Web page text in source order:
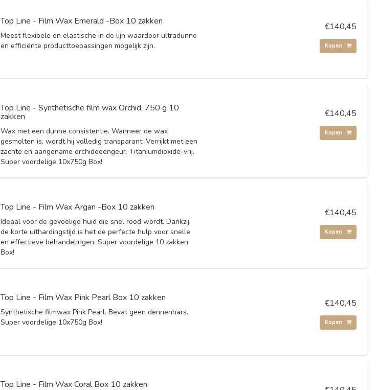
Top Line - Film Wax Emerald -Box 10 zakken
Meest flexibele en elastische in de lijn waardoor ultradunne
en efficiënte producttoepassingen mogelijk zijn.
€140,45
Kopen
Top Line - Synthetische film wax Orchid, 750 g 10
zakken
Wax met een dunne consistentie. Wanneer de wax
gesmolten is, wordt hij volledig transparant. Verrijkt met een
zachte en aangename orchideeëngeur. Titaniumdioxide-vrij.
Super voordelige 10x750g Box!
€140,45
Kopen
Top Line - Film Wax Argan -Box 10 zakken
Ideaal voor de gevoelige huid die snel rood wordt. Dankzij
de korte uithardingstijd is het de perfecte hulp voor snelle
en effectieve behandelingen. Super voordelige 10 zakken
Box!
€140,45
Kopen
Top Line - Film Wax Pink Pearl Box 10 zakken
Synthetische filmwax Pink Pearl. Bevat geen dennenhars.
Super voordelige 10x750g Box!
€140,45
Kopen
Top Line - Film Wax Coral Box 10 zakken